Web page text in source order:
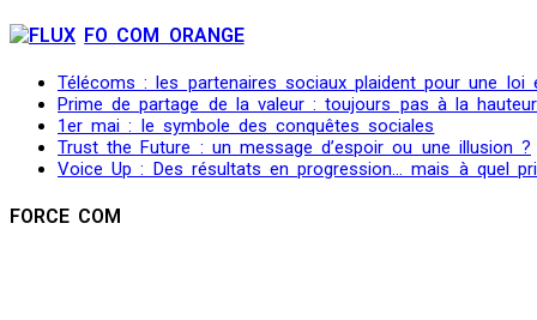
FO COM ORANGE
Télécoms : les partenaires sociaux plaident pour une loi
Prime de partage de la valeur : toujours pas à la hauteur
1er mai : le symbole des conquêtes sociales
Trust the Future : un message d’espoir ou une illusion ?
Voice Up : Des résultats en progression… mais à quel
FORCE COM